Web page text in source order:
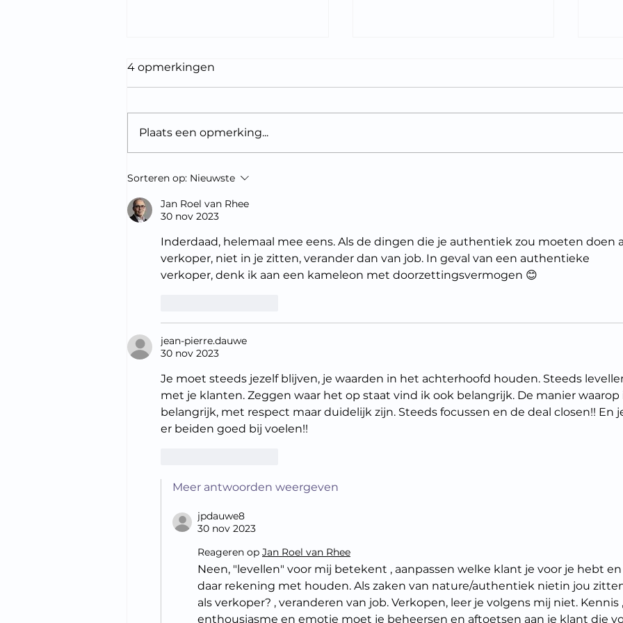
De meeste verkopers
ze verdedigen de prijs
4 opmerkingen
Plaats een opmerking...
Sorteren op: Nieuwste
Jan Roel van Rhee
30 nov 2023
Inderdaad, helemaal mee eens. Als de dingen die je authentiek zou moeten doen
verkoper, niet in je zitten, verander dan van job. In geval van een authentieke
verkoper, denk ik aan een kameleon met doorzettingsvermogen 😊
jean-pierre.dauwe
30 nov 2023
Je moet steeds jezelf blijven, je waarden in het achterhoofd houden. Steeds
met je klanten. Zeggen waar het op staat vind ik ook belangrijk. De manier waarop
belangrijk, met respect maar duidelijk zijn. Steeds focussen en de deal closen!! En
er beiden goed bij voelen!!
Meer antwoorden weergeven
jpdauwe8
30 nov 2023
Reageren op Jan Roel van Rhee
Neen, "levellen" voor mij betekent , aanpassen welke klant je voor je hebt en
daar rekening met houden. Als zaken van nature/authentiek nietin jou
als verkoper? , veranderen van job. Verkopen, leer je volgens mij niet. Kennis ,
enthousiasme en emotie moet je beheersen en aftoetsen aan je klant die